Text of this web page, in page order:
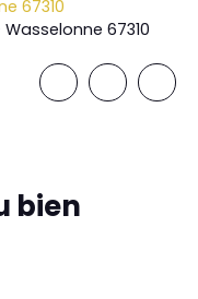
67310
67310
bien